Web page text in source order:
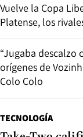
Vuelve la Copa
Platense, los
“Jugaba descalzo
orígenes de
Colo Colo
TECNOLOGÍA